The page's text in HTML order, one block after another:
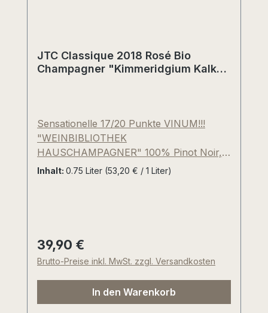
JTC Classique 2018 Rosé Bio
Champagner "Kimmeridgium Kalk"
Sensationelle 17/20 Punkte VINUM!!!
"WEINBIBLIOTHEK
HAUSCHAMPAGNER" 100% Pinot Noir,
Champagner Brut "Kimmeridgium Kalk",
Weinberge des Geschwisterpaares Lucie
und Sébastien Cheurlin liegen nur wenige
Kilometer nordwestlich der weltberühmten
Region Chablis und verfügen über nahezu
identische Böden. Die Dosage unserer
Inhalt: 0.75 Liter (53,20 € / 1 Liter)
Regulärer Preis:
39,90 €
Brutto-Preise inkl. MwSt. zzgl. Versandkosten
In den Warenkorb